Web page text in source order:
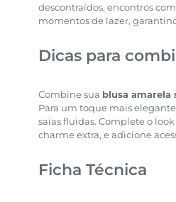
descontraídos, encontros
momentos de lazer,
Dicas para
Combine sua blusa amarela
Para um toque mais
saias fluidas. Complete o
charme extra, e adicione
Ficha Técnica